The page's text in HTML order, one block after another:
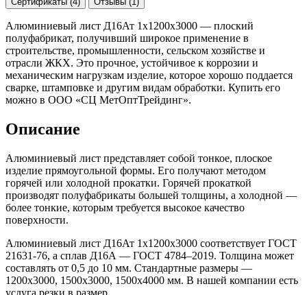
Алюминиевый лист Д16Ат 1х1200х3000 — плоский
полуфабрикат, получивший широкое применение в
строительстве, промышленности, сельском хозяйстве и
отрасли ЖКХ. Это прочное, устойчивое к коррозии и
механическим нагрузкам изделие, которое хорошо поддается
сварке, штамповке и другим видам обработки. Купить его
можно в ООО «СЦ МетОптТрейдинг».
Описание
Алюминиевый лист представляет собой тонкое, плоское
изделие прямоугольной формы. Его получают методом
горячей или холодной прокатки. Горячей прокаткой
производят полуфабрикаты большей толщины, а холодной —
более тонкие, которым требуется высокое качество
поверхности.
Алюминиевый лист Д16Ат 1х1200х3000 соответствует ГОСТ
21631-76, а сплав Д16А — ГОСТ 4784–2019. Толщина может
составлять от 0,5 до 10 мм. Стандартные размеры —
1200x3000, 1500x3000, 1500x4000 мм. В нашей компании есть
услуга резки в размер.